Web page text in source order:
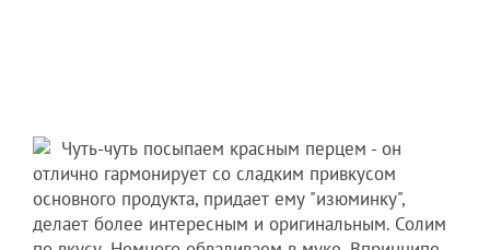
Чуть-чуть посыпаем красным перцем - он
отлично гармонирует со сладким привкусом
основного продукта, придает ему "изюминку",
делает более интересным и оригинальным. Солим